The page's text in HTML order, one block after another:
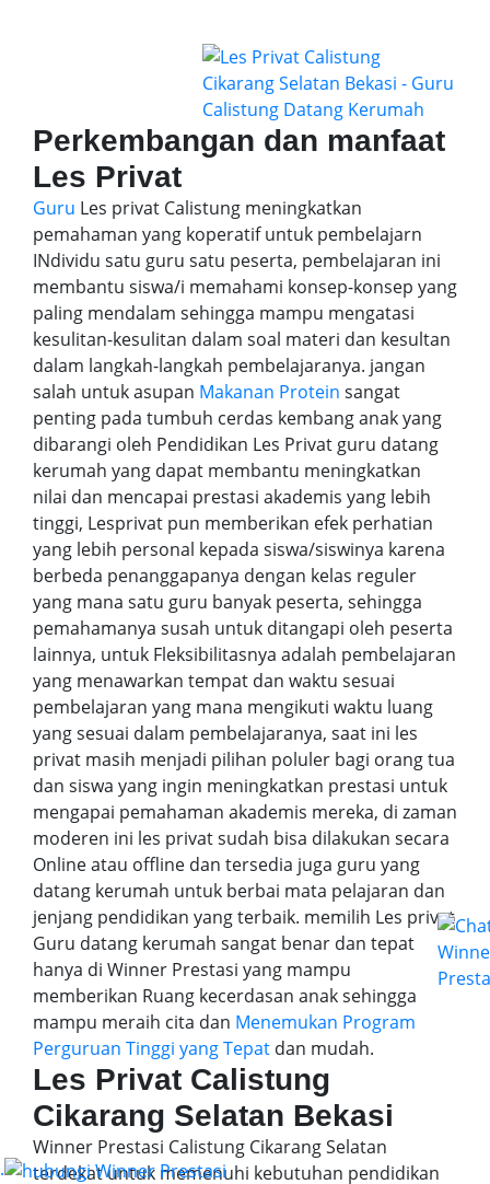
Perkembangan dan manfaat
Les Privat
Guru Les privat Calistung meningkatkan
pemahaman yang koperatif untuk pembelajarn
INdividu satu guru satu peserta, pembelajaran ini
membantu siswa/i memahami konsep-konsep yang
paling mendalam sehingga mampu mengatasi
kesulitan-kesulitan dalam soal materi dan kesultan
dalam langkah-langkah pembelajaranya. jangan
salah untuk asupan Makanan Protein sangat
penting pada tumbuh cerdas kembang anak yang
dibarangi oleh Pendidikan Les Privat guru datang
kerumah yang dapat membantu meningkatkan
nilai dan mencapai prestasi akademis yang lebih
tinggi, Lesprivat pun memberikan efek perhatian
yang lebih personal kepada siswa/siswinya karena
berbeda penanggapanya dengan kelas reguler
yang mana satu guru banyak peserta, sehingga
pemahamanya susah untuk ditangapi oleh peserta
lainnya, untuk Fleksibilitasnya adalah pembelajaran
yang menawarkan tempat dan waktu sesuai
pembelajaran yang mana mengikuti waktu luang
yang sesuai dalam pembelajaranya, saat ini les
privat masih menjadi pilihan poluler bagi orang tua
dan siswa yang ingin meningkatkan prestasi untuk
mengapai pemahaman akademis mereka, di zaman
moderen ini les privat sudah bisa dilakukan secara
Online atau offline dan tersedia juga guru yang
datang kerumah untuk berbai mata pelajaran dan
jenjang pendidikan yang terbaik. memilih Les privat
Guru datang kerumah sangat benar dan tepat
hanya di Winner Prestasi yang mampu
memberikan Ruang kecerdasan anak sehingga
mampu meraih cita dan Menemukan Program
Perguruan Tinggi yang Tepat dan mudah.
Les Privat Calistung
Cikarang Selatan Bekasi
Winner Prestasi Calistung Cikarang Selatan
terdekat untuk memenuhi kebutuhan pendidikan
.